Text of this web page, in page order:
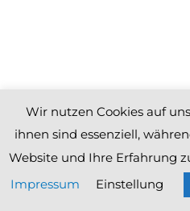
Wir nutzen Cookies auf
ihnen sind essenziell,
Website und Ihre Erfahrung
Impressum
Einstellung